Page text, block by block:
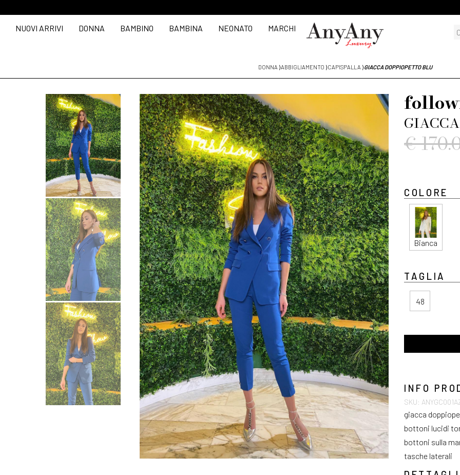
NUOVI ARRIVI DONNA BAMBINO BAMBINA NEONATO MARCHI
DONNA ⟩ABBIGLIAMENTO ⟩CAPISPALLA ⟩GIACCA DOPPIOPETTO BLU
€
COLORE
Bianca
TAGLIA
48
INFO
SKU:
giacca
bottoni lucidi
bottoni sulla
tasche laterali